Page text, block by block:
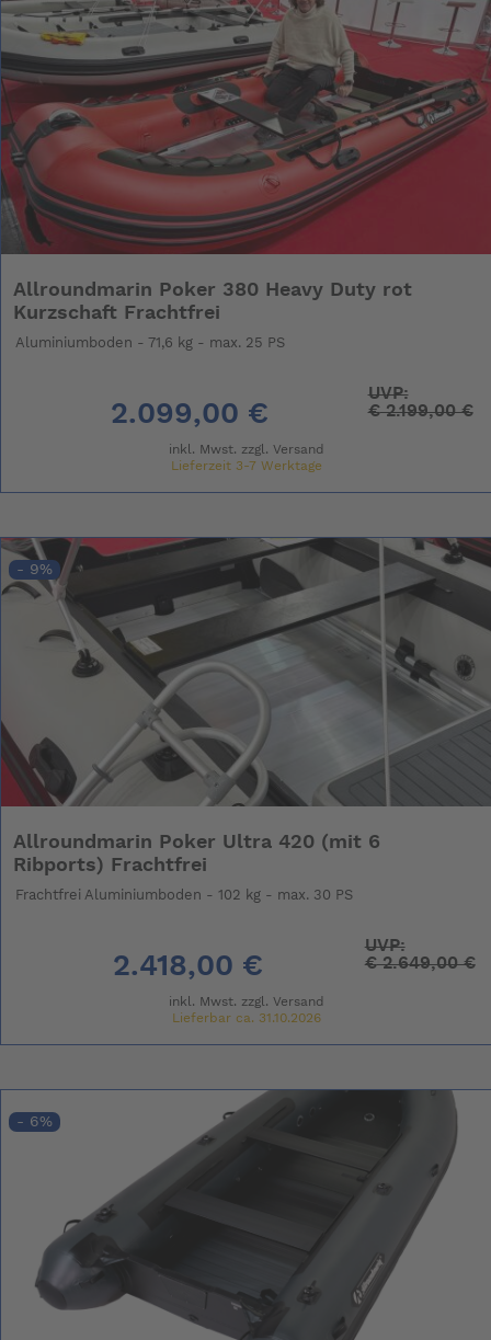
Allroundmarin Poker 380 Heavy Duty rot
Kurzschaft Frachtfrei
Aluminiumboden - 71,6 kg - max. 25 PS
2.099,00 €
UVP:
€2.199,00 €
inkl. Mwst. zzgl. Versand
Lieferzeit 3-7 Werktage
- 9%
Allroundmarin Poker Ultra 420 (mit 6
Ribports) Frachtfrei
Frachtfrei Aluminiumboden - 102 kg - max. 30 PS
2.418,00 €
UVP:
€2.649,00 €
inkl. Mwst. zzgl. Versand
Lieferbar ca. 31.10.2026
- 6%